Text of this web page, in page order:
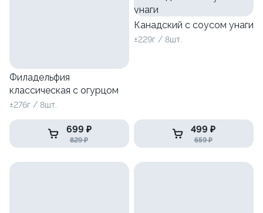
Филадельфия
классическая с огурцом
±276г / 8шт.
699 ₽
829 ₽
Канадский с соусом унаги
±229г / 8шт.
499 ₽
659 ₽